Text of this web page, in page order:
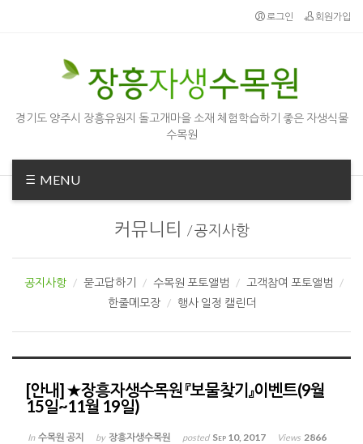
로그인 회원가입
경기도 양주시 장흥유원지 돌고개마을 소재 체험학습하기 좋은 자생식물
수목원
MENU
커뮤니티 /공지사항
공지사항 묻고답하기 수목원 포토앨범
고객참여 포토앨범
한줄메모장
행사 일정 캘린더
[안내] ★장흥자생수목원 『보물찾기』이벤트(9월
15일~11월 19일)
In 수목원 공지 by 장흥자생수목원 posted Sep 10, 2017 Views 2866